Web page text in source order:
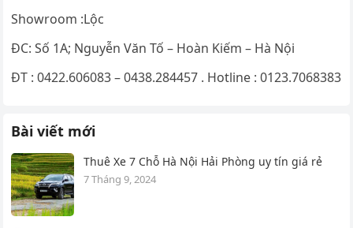
Showroom :Lộc
ĐC: Số 1A; Nguyễn Văn Tố – Hoàn Kiếm – Hà Nội
ĐT : 0422.606083 – 0438.284457 . Hotline : 0123.7068383
Bài viết mới
Thuê Xe 7 Chỗ Hà Nội Hải Phòng uy tín giá rẻ
7 Tháng 9, 2024